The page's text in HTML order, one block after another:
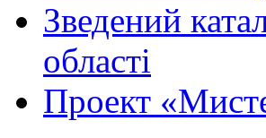
Зведений
області
Проект